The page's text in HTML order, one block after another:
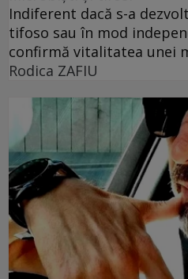
Indiferent dacă s-a
tifoso sau în mod
confirmă vitalitatea unei
Rodica ZAFIU